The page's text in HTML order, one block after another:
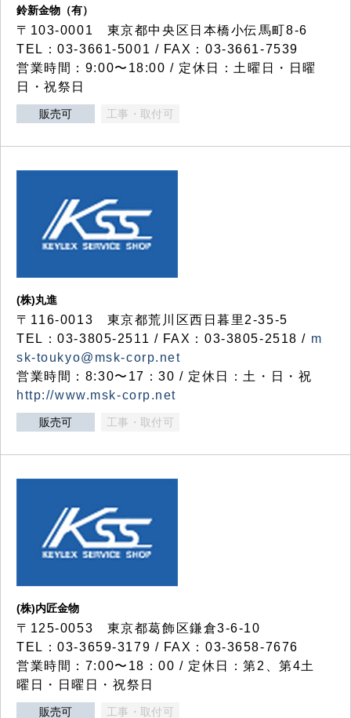
鈴新金物（有）
〒103-0001 東京都中央区日本橋小伝馬町8-6
TEL：03-3661-5001 / FAX：03-3661-7539
営業時間：9:00〜18:00 / 定休日：土曜日・日曜
日・祝祭日
販売可 工事・取付可
(株)丸進
〒116-0013 東京都荒川区西日暮里2-35-5
TEL：03-3805-2511 / FAX：03-3805-2518 / m
sk-toukyo@msk-corp.net
営業時間：8:30〜17：30 / 定休日：土・日・祝
http://www.msk-corp.net
販売可 工事・取付可
(株)内匠金物
〒125-0053 東京都葛飾区鎌倉3-6-10
TEL：03-3659-3179 / FAX：03-3658-7676
営業時間：7:00〜18：00 / 定休日：第2、第4土
曜日・日曜日・祝祭日
販売可 工事・取付可